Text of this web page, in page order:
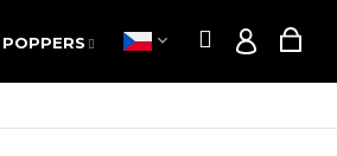
POPPERS AKCE
Hledat
AKCE
Hledat